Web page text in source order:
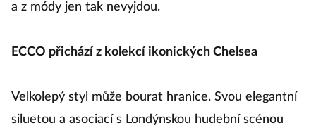
a z módy jen tak nevyjdou.
ECCO přichází z kolekcí ikonických Chelsea
Velkolepý styl může bourat hranice. Svou elegantní
siluetou a asociací s Londýnskou hudební scénou